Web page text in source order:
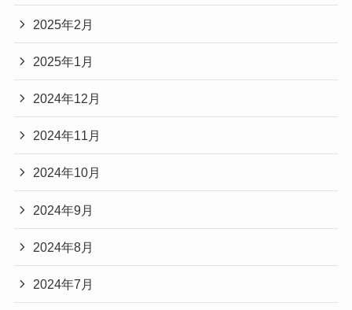
2025年2月
2025年1月
2024年12月
2024年11月
2024年10月
2024年9月
2024年8月
2024年7月